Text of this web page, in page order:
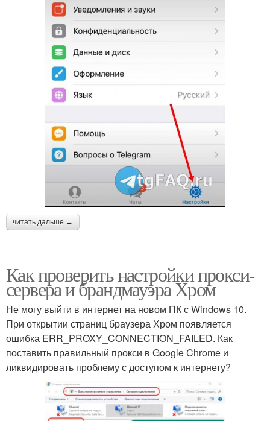
читать дальше →
Как проверить настройки прокси-
сервера и брандмауэра Хром
Не могу выйти в интернет на новом ПК с Windows 10.
При открытии страниц браузера Хром появляется
ошибка ERR_PROXY_CONNECTION_FAILED. Как
поставить правильный прокси в Google Chrome и
ликвидировать проблему с доступом к интернету?